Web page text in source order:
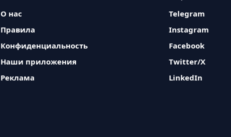
О нас
Правила
Конфиденциальность
Наши приложения
Реклама
Telegram
Instagram
Facebook
Twitter/X
LinkedIn